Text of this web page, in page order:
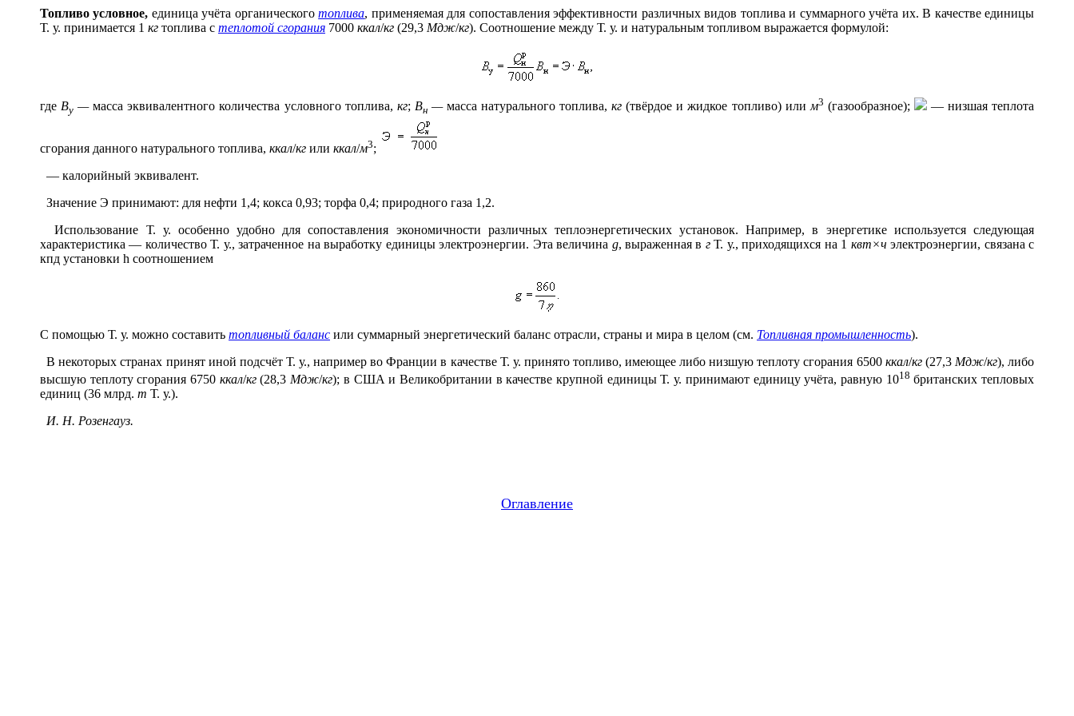
Топливо условное, единица учёта органическоготоплива, применяемая для сопоставления эффективности различных видов топлива и суммарного учёта их. В качестве единицы
Т. у. принимается 1 кг топлива с теплотой сгорания 7000 ккал/кг (29,3 Мдж/кг). Соотношение между Т. у. и натуральным топливом выражается формулой:
где By —масса эквивалентного количества условного топлива, кг; Вн—масса натурального топлива,кг (твёрдое и жидкое топливо) или м3 (газообразное); — низшая теплота
сгорания данного натурального топлива, ккал/кг или ккал/м3;
— калорийный эквивалент.
Значение Э принимают: для нефти 1,4; кокса 0,93; торфа 0,4; природного газа 1,2.
Использование Т. у. особенно удобно для сопоставления экономичности различных теплоэнергетических установок. Например, в энергетике используется следующая
характеристика — количество Т. у., затраченное на выработку единицы электроэнергии. Эта величина g, выраженная в гТ. у., приходящихся на 1 квт×ч электроэнергии, связана с
кпд установки h соотношением
С помощью Т. у. можно составить топливный баланс или суммарный энергетический баланс отрасли, страны и мира в целом (см. Топливная промышленность).
В некоторых странах принят иной подсчёт Т. у., например во Франции в качестве Т. у. принято топливо, имеющее либо низшую теплоту сгорания 6500 ккал/кг (27,3 Мдж/кг), либо
высшую теплоту сгорания 6750 ккал/кг(28,3 Мдж/кг); в США и Великобритании в качестве крупной единицы Т. у. принимают единицу учёта, равную 1018 британских тепловых
единиц (36 млрд. т Т. у.).
И. Н. Розенгауз.
Оглавление